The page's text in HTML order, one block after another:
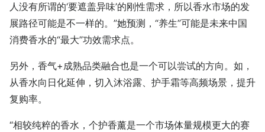
人没有所谓的‘要遮盖异味’的刚性需求，所以香水市场的发
展路径可能是不一样的。”她预测，“养生”可能是未来中国
消费香水的“最大”功效需求点。
另外，香气+成熟品类融合也是一个可以尝试的方向。如，
从香水向日化延伸，切入沐浴露、护手霜等高频场景，提升
复购率。
“相较纯粹的香水，个护香薰是一个市场体量规模更大的赛